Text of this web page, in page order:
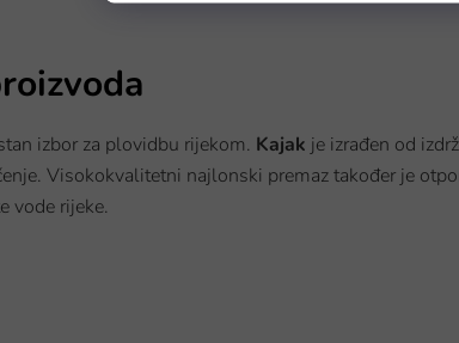
izbor za plovidbu rijekom. Kajak je izrađen od
Visokokvalitetni najlonski premaz također je
vode rijeke.